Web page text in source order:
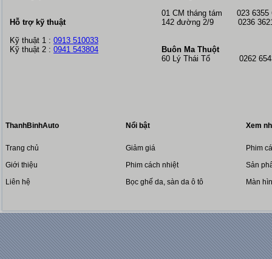
Hỗ trợ kỹ thuật
Kỹ thuật 1 : 0913 510033
Kỹ thuật 2 : 0941 543804
01 CM tháng tám 023 6355
142 đường 2/9 0236
Buôn Ma Thuột
60 Lý Thái Tổ 0262
ThanhBinhAuto
Trang chủ
Giới thiệu
Liên hệ
Nổi bật
Giảm giá
Phim cách nhiệt
Bọc ghế da, sàn da ô tô
Xem
Phim
Sản
Màn